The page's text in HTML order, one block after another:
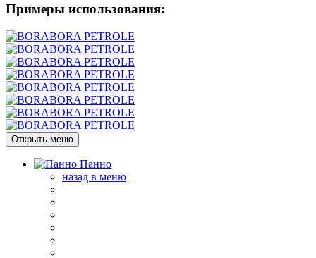
Примеры использования:
Открыть меню
Панно
назад в меню